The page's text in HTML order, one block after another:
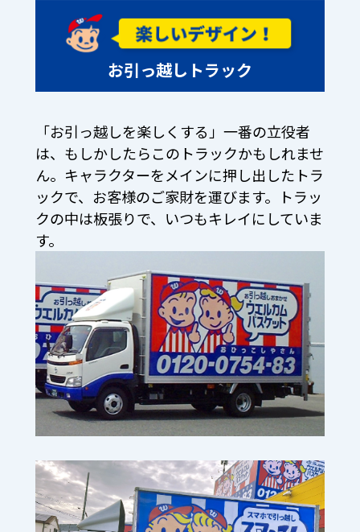
お引っ越しトラック
「お引っ越しを楽しくする」一番の立役者
は、もしかしたらこのトラックかもしれませ
ん。キャラクターをメインに押し出したトラ
ックで、お客様のご家財を運びます。トラッ
クの中は板張りで、いつもキレイにしていま
す。